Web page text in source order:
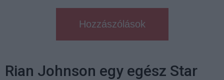
Hozzászólások
Rian Johnson egy egész Star